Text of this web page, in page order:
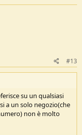
#13
su un qualsiasi
a un solo negozio(che
non è molto